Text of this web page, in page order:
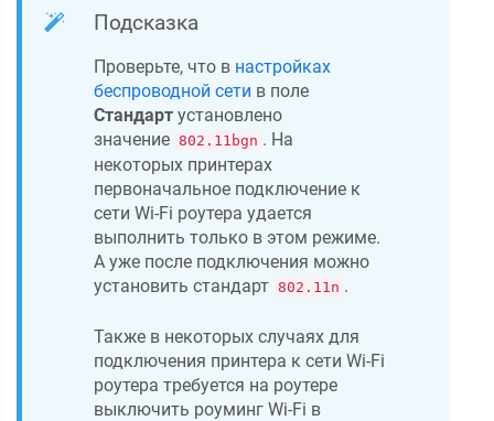
Подсказка
Проверьте, что в настройках
беспроводной сети в поле
Стандарт установлено
значение 802.11bgn . На
некоторых принтерах
первоначальное подключение к
сети Wi-Fi роутера удается
выполнить только в этом режиме.
А уже после подключения можно
установить стандарт 802.11n .
Также в некоторых случаях для
подключения принтера к сети Wi-Fi
роутера требуется на роутере
выключить роуминг Wi-Fi в